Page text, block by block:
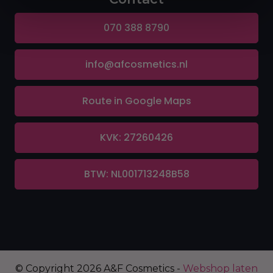
070 388 8790
info@afcosmetics.nl
Route in Google Maps
KVK: 27260426
BTW: NL001713248B58
© Copyright 2026 A&F Cosmetics - Webshop laten